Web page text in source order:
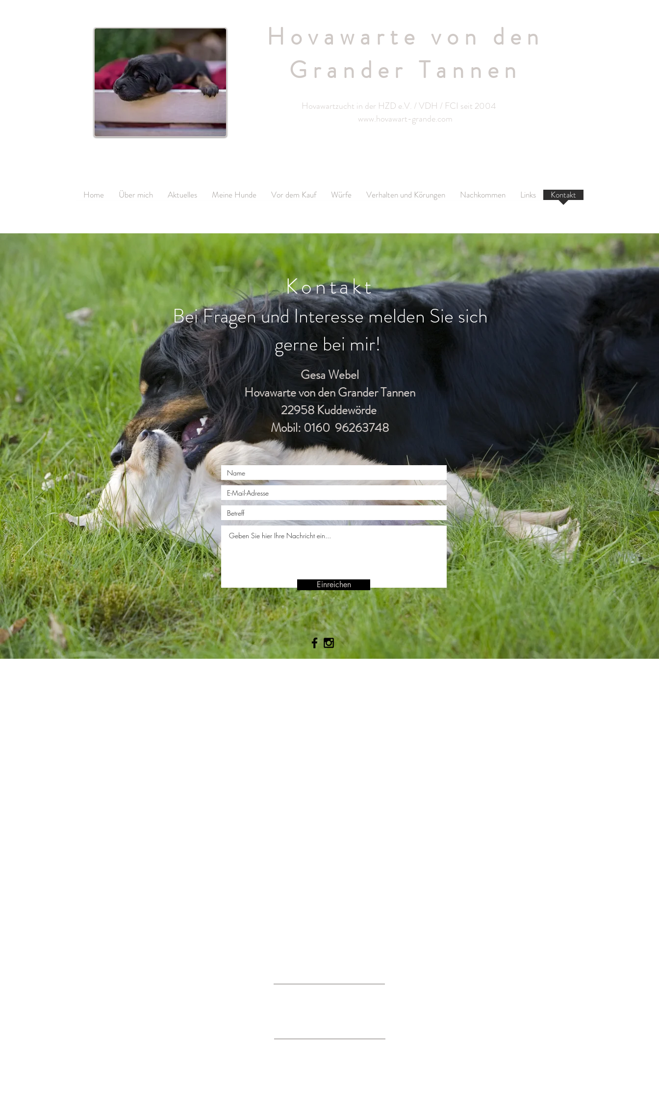
Hovawarte von den
Grander Tannen
Hovawartzucht in der HZD e.V. / VDH / FCI seit 2004
www.hovawart-grande.com
Home Über mich Aktuelles Meine Hunde Vor dem Kauf Würfe Verhalten und Körungen Nachkommen Links Kontakt
Kontakt
Bei Fragen und Interesse melden Sie sich
gerne bei mir!
Gesa Webel
Hovawarte von den Grander Tannen
22958 Kuddewörde
Mobil: 0160 96263748
Einreichen